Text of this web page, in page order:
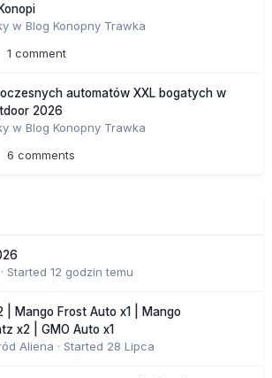
w Blog Konopny Trawka
1 comment
automatów XXL bogatych w
2026
w Blog Konopny Trawka
6 comments
· Started 12 godzin temu
| Mango Frost Auto x1 | Mango
x2 | GMO Auto x1
Aliena · Started 28 Lipca